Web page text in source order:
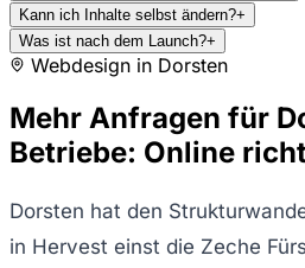
Kann ich Inhalte selbst ändern?+
Was ist nach dem Launch?+
Webdesign in Dorsten
Mehr Anfragen für
Betriebe: Online
Dorsten hat den
in Hervest einst die Zeche